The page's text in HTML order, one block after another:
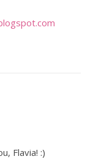
Flavia! :)